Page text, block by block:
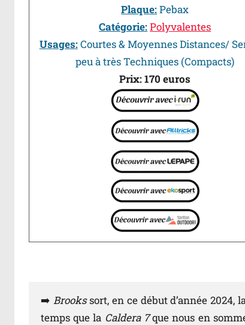
Plaque:Pebax
Catégorie:Polyvalentes
Usages:Courtes & Moyennes Distances/
peu à très Techniques (Compacts)
Prix: 170 euros
➡️ Brookssort, en ce début d’année 2024,
temps que la Caldera 7que nous en